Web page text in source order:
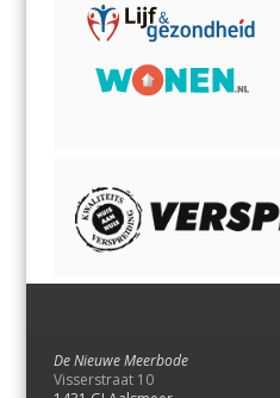
De Nieuwe Meerbode
Visserstraat 10